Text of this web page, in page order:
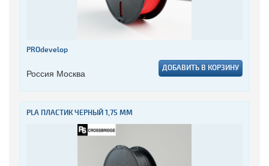
PROdevelop
Россия Москва ДОБАВИТЬ В КОРЗИНУ
PLA ПЛАСТИК ЧЕРНЫЙ 1,75 ММ